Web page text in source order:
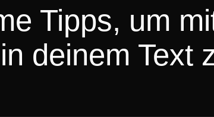
Tipps, um
deinem Text